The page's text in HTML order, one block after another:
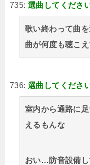
735: 選曲してくださ
歌い終わって曲
曲が何度も聴こ
736: 選曲してくださ
室内から通路に
えるもんな
おい…防音設備